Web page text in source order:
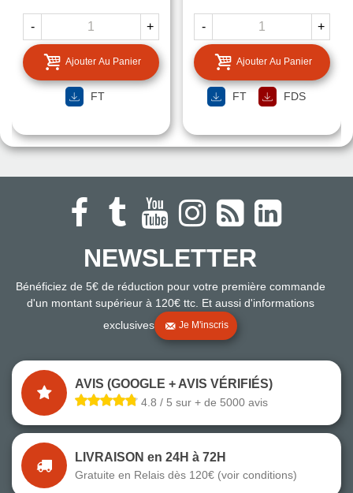
- +
Ajouter Au Panier
FT
- +
Ajouter Au Panier
FT FDS
NEWSLETTER
Bénéficiez de 5€ de réduction pour votre première commande
d'un montant supérieur à 120€ ttc. Et aussi d'informations
exclusives
Je M'inscris
AVIS (GOOGLE + AVIS VÉRIFIÉS)
4.8 / 5 sur + de 5000 avis
LIVRAISON en 24H à 72H
Gratuite en Relais dès 120€ (voir conditions)